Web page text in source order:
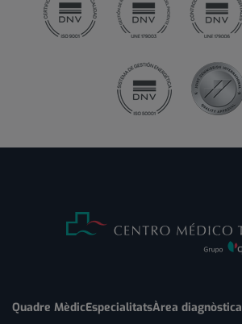
Quadre MèdicEspecialitatsÀrea diagnòstica